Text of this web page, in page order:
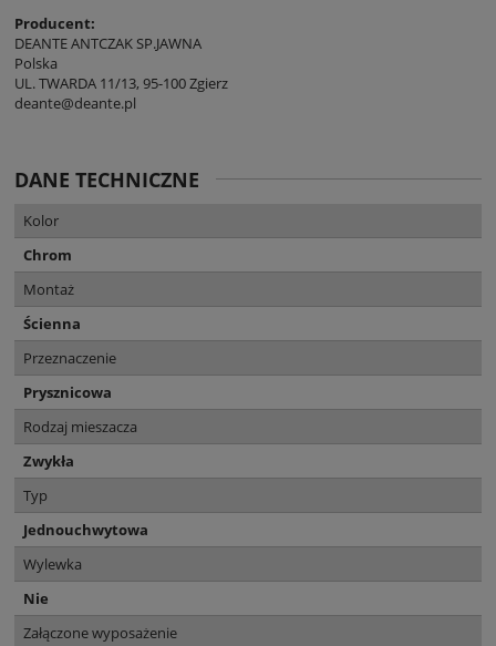
Producent:
DEANTE ANTCZAK SP.JAWNA
Polska
UL. TWARDA 11/13, 95-100 Zgierz
deante@deante.pl
DANE TECHNICZNE
Kolor
Chrom
Montaż
Ścienna
Przeznaczenie
Prysznicowa
Rodzaj mieszacza
Zwykła
Typ
Jednouchwytowa
Wylewka
Nie
Załączone wyposażenie